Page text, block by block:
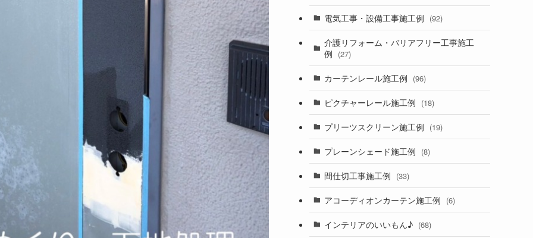
電気工事・設備工事施工例 (92)
介護リフォーム・バリアフリー工事施工
例 (27)
カーテンレール施工例 (96)
ピクチャーレール施工例 (18)
プリーツスクリーン施工例 (19)
プレーンシェード施工例 (8)
間仕切工事施工例 (33)
アコーディオンカーテン施工例 (6)
インテリアのいいもん♪ (68)